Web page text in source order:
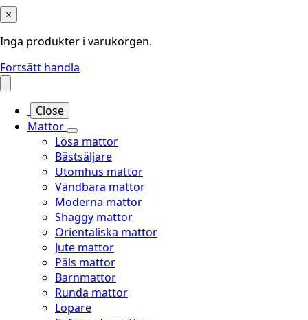
×
Inga produkter i varukorgen.
Fortsätt handla
Close
Mattor
Lösa mattor
Bästsäljare
Utomhus mattor
Vändbara mattor
Moderna mattor
Shaggy mattor
Orientaliska mattor
Jute mattor
Päls mattor
Barnmattor
Runda mattor
Löpare